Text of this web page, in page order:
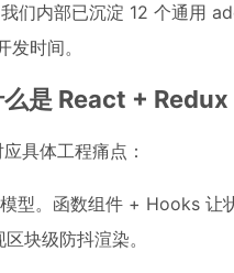
们内部已沉淀 12 个通用
时间。
是 React +
具体工程痛点：
型。函数组件 + Hooks 让
块级防抖渲染。